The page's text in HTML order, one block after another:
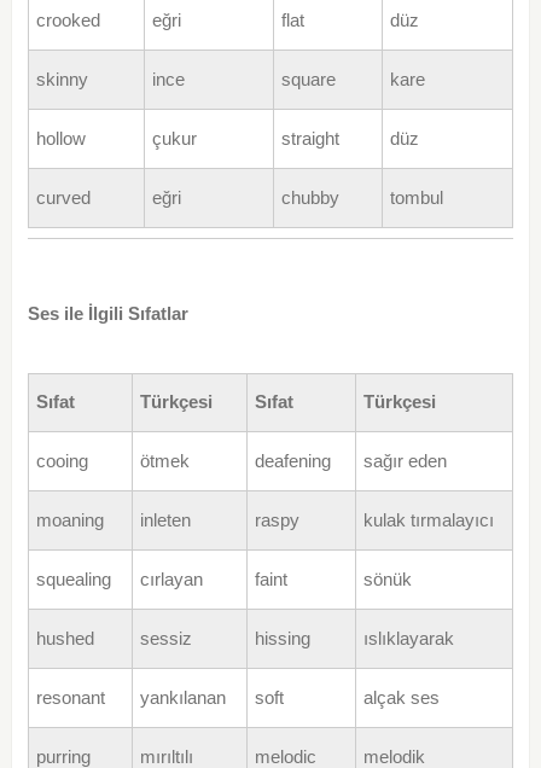
crooked eğri flat düz
skinny ince square kare
hollow çukur straight düz
curved eğri chubby tombul
Ses ile İlgili Sıfatlar
Sıfat Türkçesi Sıfat Türkçesi
cooing ötmek deafening sağır eden
moaning inleten raspy kulak tırmalayıcı
squealing cırlayan faint sönük
hushed sessiz hissing ıslıklayarak
resonant yankılanan soft alçak ses
purring mırıltılı melodic melodik